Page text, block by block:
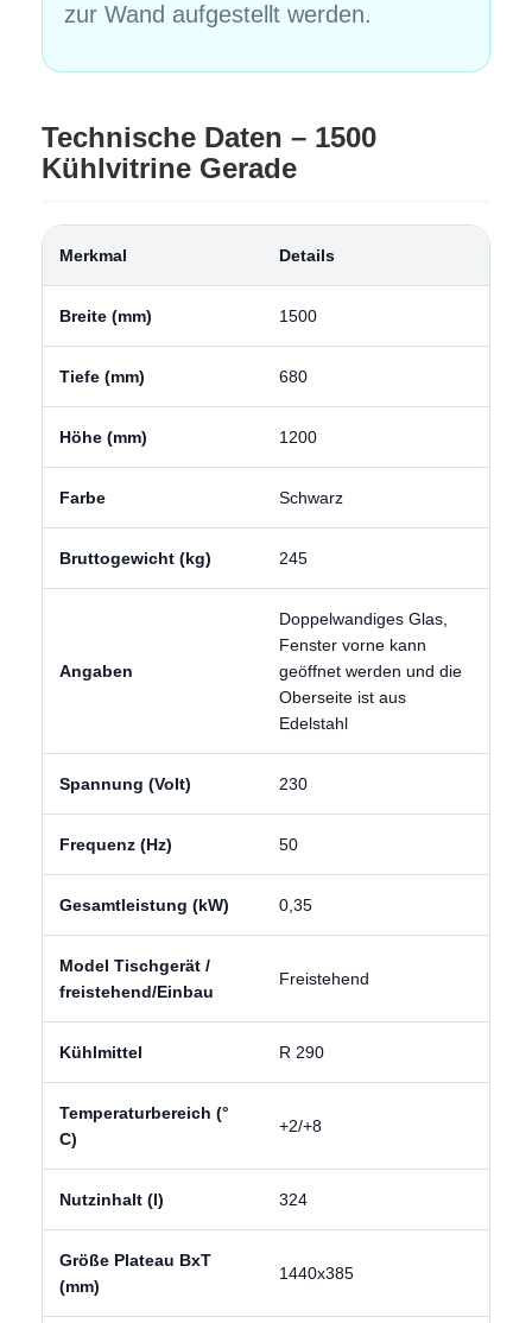
zur Wand aufgestellt werden.
Technische Daten – 1500
Kühlvitrine Gerade
Merkmal Details
Breite (mm) 1500
Tiefe (mm) 680
Höhe (mm) 1200
Farbe Schwarz
Bruttogewicht (kg) 245
Angaben
Doppelwandiges Glas,
Fenster vorne kann
geöffnet werden und die
Oberseite ist aus
Edelstahl
Spannung (Volt) 230
Frequenz (Hz) 50
Gesamtleistung (kW) 0,35
Model Tischgerät /
freistehend/Einbau
Freistehend
Kühlmittel R 290
Temperaturbereich (°
C)
+2/+8
Nutzinhalt (l) 324
Größe Plateau BxT
(mm)
1440x385